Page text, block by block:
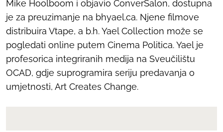
Mike Hoolboom i objavio ConverSalon, dostupna
je za preuzimanje na bhyael.ca. Njene filmove
distribuira Vtape, a b.h. Yael Collection može se
pogledati online putem Cinema Politica. Yael je
profesorica integriranih medija na Sveučilištu
OCAD, gdje suprogramira seriju predavanja o
umjetnosti, Art Creates Change.